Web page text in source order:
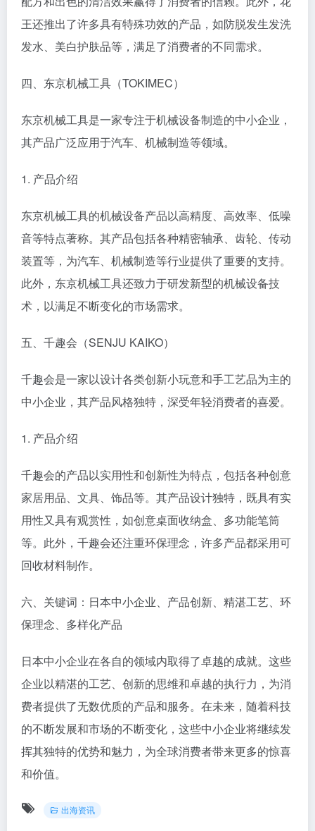
王还推出了许多具有特殊功效的产品，如防脱发生发洗
发水、美白护肤品等，满足了消费者的不同需求。
四、东京机械工具（TOKIMEC）
东京机械工具是一家专注于机械设备制造的中小企业，
其产品广泛应用于汽车、机械制造等领域。
1. 产品介绍
东京机械工具的机械设备产品以高精度、高效率、低噪
音等特点著称。其产品包括各种精密轴承、齿轮、传动
装置等，为汽车、机械制造等行业提供了重要的支持。
此外，东京机械工具还致力于研发新型的机械设备技
术，以满足不断变化的市场需求。
五、千趣会（SENJU KAIKO）
千趣会是一家以设计各类创新小玩意和手工艺品为主的
中小企业，其产品风格独特，深受年轻消费者的喜爱。
1. 产品介绍
千趣会的产品以实用性和创新性为特点，包括各种创意
家居用品、文具、饰品等。其产品设计独特，既具有实
用性又具有观赏性，如创意桌面收纳盒、多功能笔筒
等。此外，千趣会还注重环保理念，许多产品都采用可
回收材料制作。
六、关键词：日本中小企业、产品创新、精湛工艺、环
保理念、多样化产品
日本中小企业在各自的领域内取得了卓越的成就。这些
企业以精湛的工艺、创新的思维和卓越的执行力，为消
费者提供了无数优质的产品和服务。在未来，随着科技
的不断发展和市场的不断变化，这些中小企业将继续发
挥其独特的优势和魅力，为全球消费者带来更多的惊喜
和价值。
出海资讯